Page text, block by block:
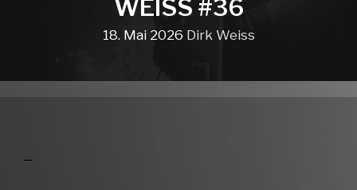
WEISS #36
18. Mai 2026 Dirk Weiss